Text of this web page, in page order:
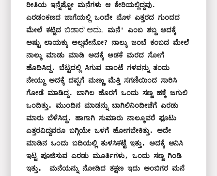
ರೀತಿಯ ಇನ್ನೆಷ್ಟೋ ಮನೆಗಳು ಆ ಕೇರಿಯಲ್ಲಿದ್ದವು.
ಎರಡಂಕಣದ ಜಾಗೆಯಲ್ಲಿ ಒಂದೇ ಮೊಳ ಎತ್ತರದ ಗುಂದದ
ಮೇಲೆ ಕಟ್ಟಿದ ಬಿಡಾರ’ ಅದು.
ಮನೆ' ಎಂಬ ಶಬ್ದ ಅದಕ್ಕೆ
ಅಷ್ಟು ಲಾಯಕ್ಕು ಅಲ್ಲವೇನೋ? ನಾಲ್ಕು ಜಂಬೆ ಕಂಬದ ಮೇಲೆ
ನಾಲ್ಕು ಮಾಡು ಮಾಡಿ ಅದಕ್ಕೆ ಅಡಕೆ ಮರದ ಸೋಗೆ
ಹೊದಿಸಿದ್ದ. ಬೆಟ್ಟದಲ್ಲಿ ಸಿಗುವ ವಾಂಟೆ ಗಳವನ್ನು ತಂದು
ನೇಯ್ದು ಅದಕ್ಕೆ ದಪ್ಪಗೆ ಮಣ್ಣು ಮೆತ್ತಿ ಸಗಣಿಯಿಂದ ಸಾರಿಸಿ
ಗೋಡೆ ಮಾಡಿದ್ದ. ಬಾಗಿಲ ಹೊರಗೆ ಒಂದು ಸಣ್ಣ ಹಕ್ಕೆ ಜಗುಲಿ
ಒಂದಿತ್ತು. ಮುಂದಿನ ಮಾಡನ್ನು ಬಾಗಿಲಿನಿಂದೀಚೆಗೆ ಎರಡು
ಮಾರು ಬೆಳೆಸಿದ್ದ. ಹಾಗಾಗಿ ಸುಮಾರು ನಾಲ್ಕೂವರೆ ಫೂಟು
ಎತ್ತರವಿದ್ದವರೂ ಬಗ್ಗಿಯೇ ಒಳಗೆ ಹೋಗಬೇಕಿತ್ತು. ಅದೇ
ಮಾಡಿನ ಒಂದು ಬದಿಯಲ್ಲಿ ತುಳಸಿಕಟ್ಟೆ ಇತ್ತು. ಅದಕ್ಕೆ ಆನಿಸಿ
ಇಟ್ಟ ಪೂಜಿಸುವ ಎರಡು ಮೂರ್ತಿಗಳು, ಒಂದು ಸಣ್ಣ ಗಿಂಡಿ
ಇತ್ತು.  ಮನೆಯನ್ನು ನೋಡಿದ ತಕ್ಷಣ ಇದು ಅಂಬಿಗರ ಮನೆ